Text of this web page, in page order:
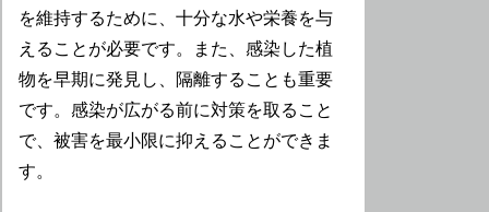
を維持するために、十分な水や栄養を与
えることが必要です。また、感染した植
物を早期に発見し、隔離することも重要
です。感染が広がる前に対策を取ること
で、被害を最小限に抑えることができま
す。